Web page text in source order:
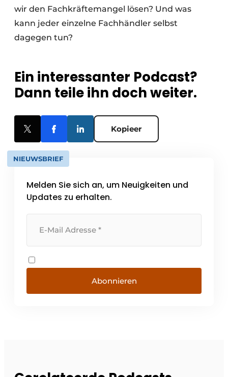
wir den Fachkräftemangel lösen? Und was
kann jeder einzelne Fachhändler selbst
dagegen tun?
Ein interessanter Podcast?
Dann teile ihn doch weiter.
Kopieer
NIEUWSBRIEF
Melden Sie sich an, um Neuigkeiten und
Updates zu erhalten.
Abonnieren